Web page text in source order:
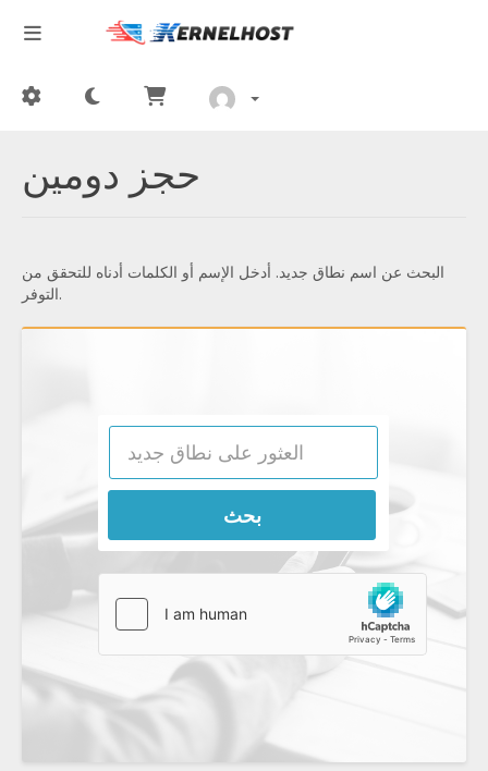
حجز دومين
البحث عن اسم نطاق جديد. أدخل الإسم أو الكلمات أدناه للتحقق من
التوفر.
بحث